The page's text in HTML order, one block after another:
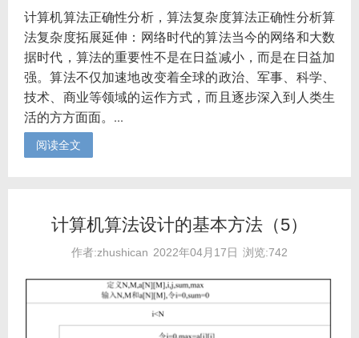
计算机算法正确性分析，算法复杂度算法正确性分析算
法复杂度拓展延伸：网络时代的算法当今的网络和大数
据时代，算法的重要性不是在日益减小，而是在日益加
强。算法不仅加速地改变着全球的政治、军事、科学、
技术、商业等领域的运作方式，而且逐步深入到人类生
活的方方面面。...
阅读全文
计算机算法设计的基本方法（5）
作者:zhushican 2022年04月17日 浏览:742